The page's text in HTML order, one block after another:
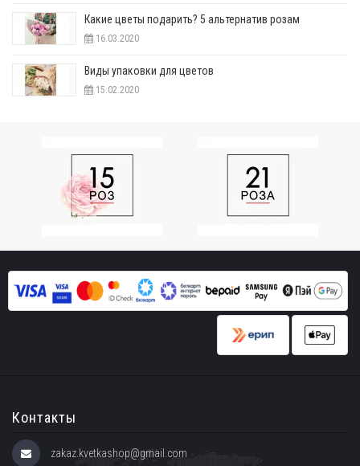
Какие цветы подарить? 5 альтернатив розам
16.03.2020
Виды упаковки для цветов
15.02.2020
Контакты
zakaz.kvetkashop@gmail.com